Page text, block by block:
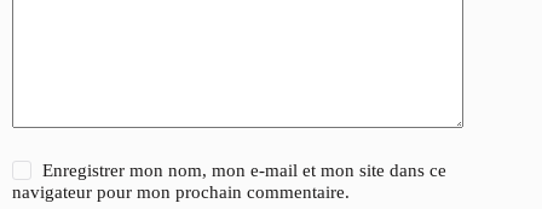
Enregistrer mon nom, mon e-mail et mon site dans ce
navigateur pour mon prochain commentaire.